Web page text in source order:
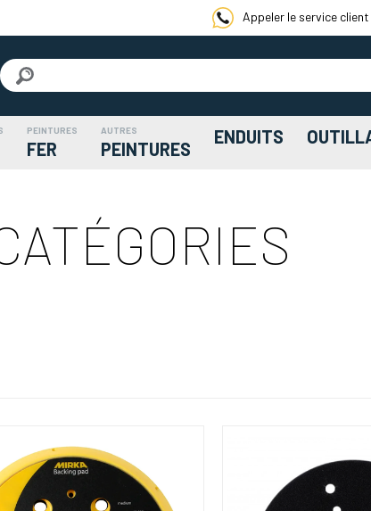
Appeler le service client
PEINTURES
FER
AUTRES
PEINTURES
ENDUITS